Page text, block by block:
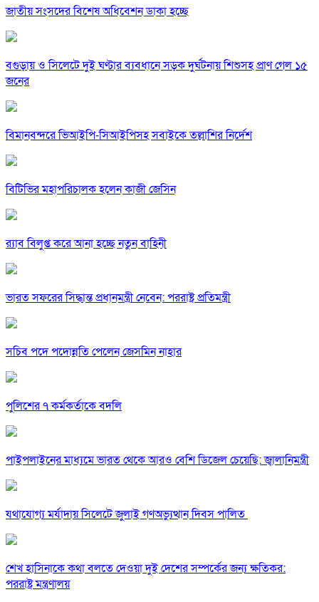
জাতীয় সংসদের বিশেষ অধিবেশন ডাকা হচ্ছে
বগুড়ায় ও সিলেটে দুই ঘণ্টার ব্যবধানে সড়ক দুর্ঘটনায় শিশুসহ প্রাণ গেল ১৫
জনের
বিমানবন্দরে ভিআইপি-সিআইপিসহ সবাইকে তল্লাশির নির্দেশ
বিটিভির মহাপরিচালক হলেন কাজী জেসিন
র‍্যাব বিলুপ্ত করে আনা হচ্ছে নতুন বাহিনী
ভারত সফরের সিদ্ধান্ত প্রধানমন্ত্রী নেবেন: পররাষ্ট্র প্রতিমন্ত্রী
সচিব পদে পদোন্নতি পেলেন জেসমিন নাহার
পুলিশের ৭ কর্মকর্তাকে বদলি
পাইপলাইনের মাধ্যমে ভারত থেকে আরও বেশি ডিজেল চেয়েছি: জ্বালানিমন্ত্রী
যথাযোগ্য মর্যাদায় সিলেটে জুলাই গণঅভ্যুত্থান দিবস পালিত
শেখ হাসিনাকে কথা বলতে দেওয়া দুই দেশের সম্পর্কের জন্য ক্ষতিকর:
পররাষ্ট্র মন্ত্রণালয়